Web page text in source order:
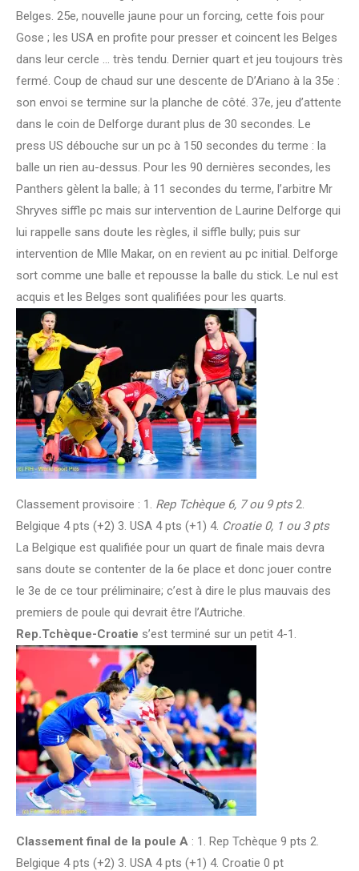
Belges. 25e, nouvelle jaune pour un forcing, cette fois pour
Gose ; les USA en profite pour presser et coincent les Belges
dans leur cercle … très tendu. Dernier quart et jeu toujours très
fermé. Coup de chaud sur une descente de D’Ariano à la 35e :
son envoi se termine sur la planche de côté. 37e, jeu d’attente
dans le coin de Delforge durant plus de 30 secondes. Le
press US débouche sur un pc à 150 secondes du terme : la
balle un rien au-dessus. Pour les 90 dernières secondes, les
Panthers gèlent la balle; à 11 secondes du terme, l’arbitre Mr
Shryves siffle pc mais sur intervention de Laurine Delforge qui
lui rappelle sans doute les règles, il siffle bully; puis sur
intervention de Mlle Makar, on en revient au pc initial. Delforge
sort comme une balle et repousse la balle du stick. Le nul est
acquis et les Belges sont qualifiées pour les quarts.
Classement provisoire : 1. Rep Tchèque 6, 7 ou 9 pts2.
Belgique 4 pts (+2) 3. USA 4 pts (+1) 4. Croatie 0, 1 ou 3 pts
La Belgique est qualifiée pour un quart de finale mais devra
sans doute se contenter de la 6e place et donc jouer contre
le 3e de ce tour préliminaire; c’est à dire le plus mauvais des
premiers de poule qui devrait être l’Autriche.
Rep.Tchèque-Croatie s’est terminé sur un petit 4-1.
Classement final de la poule A : 1. Rep Tchèque 9 pts 2.
Belgique 4 pts (+2) 3. USA 4 pts (+1) 4. Croatie 0 pt